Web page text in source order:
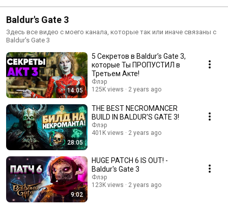
Baldur's Gate 3
Здесь все видео с моего канала, которые так или иначе связаны с
Baldur's Gate 3
14:05
5 Секретов в Baldur’s Gate 3,
которые Ты ПРОПУСТИЛ в
Третьем Акте!
Флэр
125K views
2 years ago
28:05
THE BEST NECROMANCER
BUILD IN BALDUR'S GATE 3!
Флэр
401K views
2 years ago
9:02
HUGE PATCH 6 IS OUT! -
Baldur's Gate 3
Флэр
123K views
2 years ago